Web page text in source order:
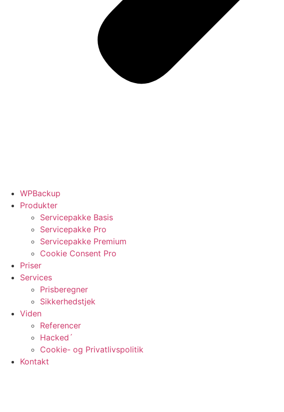
WPBackup
Produkter
Servicepakke Basis
Servicepakke Pro
Servicepakke Premium
Cookie Consent Pro
Priser
Services
Prisberegner
Sikkerhedstjek
Viden
Referencer
Hacked´
Cookie- og Privatlivspolitik
Kontakt